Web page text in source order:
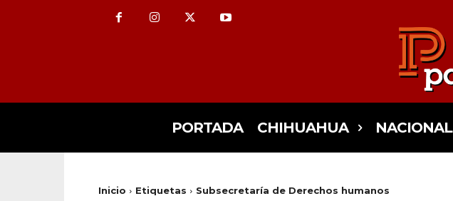
PORTADA CHIHUAHUA NACIONAL
Inicio Etiquetas Subsecretaría de Derechos humanos